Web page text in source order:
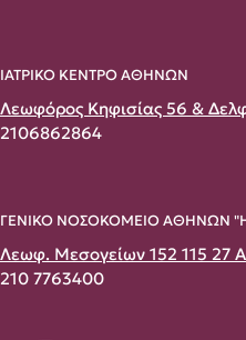
ΙΑΤΡΙΚΟ ΚΕΝΤΡΟ ΑΘΗΝΩΝ
Λεωφόρος Κηφισίας 56 &
2106862864
ΓΕΝΙΚΟ ΝΟΣΟΚΟΜΕΙΟ ΑΘΗΝΩΝ
Λεωφ. Μεσογείων 152 115 27
210 7763400